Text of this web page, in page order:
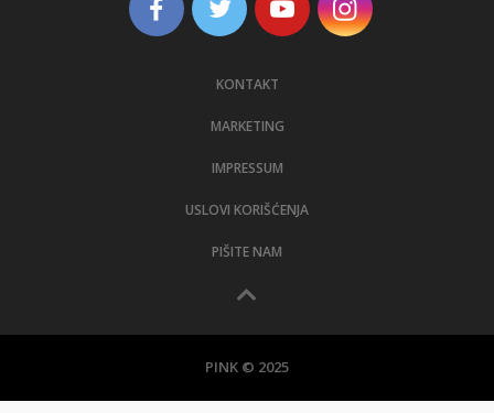
KONTAKT
MARKETING
IMPRESSUM
USLOVI KORIŠĆENJA
PIŠITE NAM
PINK © 2025